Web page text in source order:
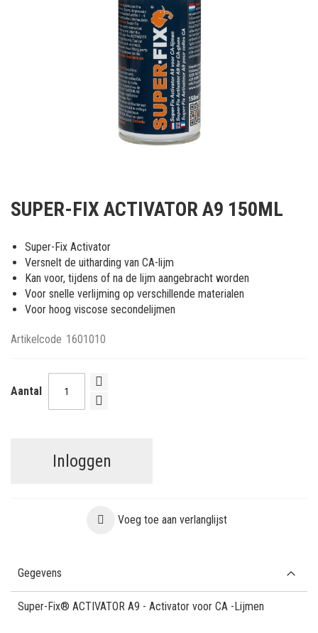
het
van
de
afbeeldingen-
gallerij
SUPER-FIX ACTIVATOR A9 150ML
Super-Fix Activator
Versnelt de uitharding van CA-lijm
Kan voor, tijdens of na de lijm aangebracht worden
Voor snelle verlijming op verschillende materialen
Voor hoog viscose secondelijmen
Artikelcode 1601010
Aantal
Inloggen
Voeg toe aan verlanglijst
Gegevens
Super-Fix® ACTIVATOR A9 - Activator voor CA -Lijmen